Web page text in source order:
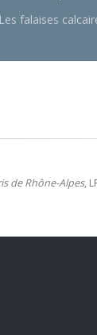
Les falaises
de Rhône-Alpes,